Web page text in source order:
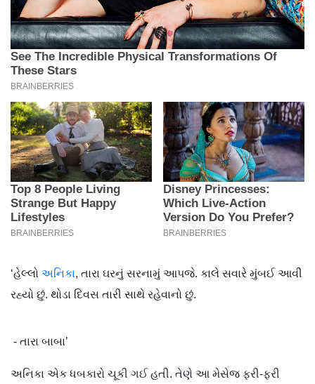
‘હેલ્લો અનિકા, તારા ઘરનું સરનામું આપજે. કાલે સવારે મુંબઈ આવી
રહ્યો છું. થોડા દિવસ તારી સાથે રહેવાનો છું.
- તારા બાબા’
અનિકા એક ધબકારો ચૂકી ગઈ હતી. તેણે આ મેસેજ ફરી-ફરી